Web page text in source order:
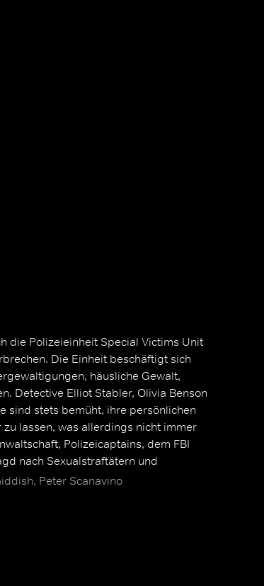
die Polizeieinheit Special Victims Unit
Die Einheit beschäftigt sich
häusliche Gewalt,
Detective Elliot Stabler, Olivia Benson
sind stets bemüht, ihre persönlichen
lassen, was allerdings nicht immer
Polizeicaptains, dem FBI
nach Sexualstraftätern und
Peter Scanavino